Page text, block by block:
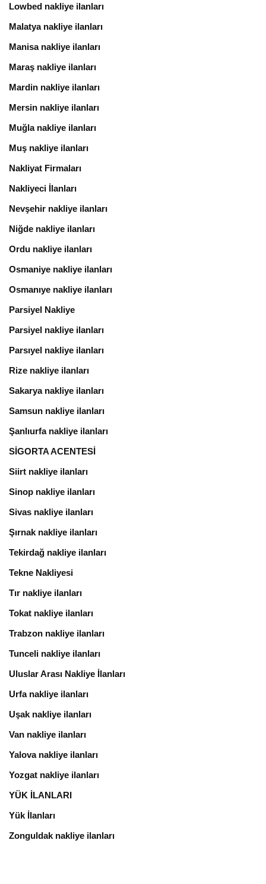
Lowbed nakliye ilanları
Malatya nakliye ilanları
Manisa nakliye ilanları
Maraş nakliye ilanları
Mardin nakliye ilanları
Mersin nakliye ilanları
Muğla nakliye ilanları
Muş nakliye ilanları
Nakliyat Firmaları
Nakliyeci İlanları
Nevşehir nakliye ilanları
Niğde nakliye ilanları
Ordu nakliye ilanları
Osmaniye nakliye ilanları
Osmanıye nakliye ilanları
Parsiyel Nakliye
Parsiyel nakliye ilanları
Parsıyel nakliye ilanları
Rize nakliye ilanları
Sakarya nakliye ilanları
Samsun nakliye ilanları
Şanlıurfa nakliye ilanları
SİGORTA ACENTESİ
Siirt nakliye ilanları
Sinop nakliye ilanları
Sivas nakliye ilanları
Şırnak nakliye ilanları
Tekirdağ nakliye ilanları
Tekne Nakliyesi
Tır nakliye ilanları
Tokat nakliye ilanları
Trabzon nakliye ilanları
Tunceli nakliye ilanları
Uluslar Arası Nakliye İlanları
Urfa nakliye ilanları
Uşak nakliye ilanları
Van nakliye ilanları
Yalova nakliye ilanları
Yozgat nakliye ilanları
YÜK İLANLARI
Yük İlanları
Zonguldak nakliye ilanları